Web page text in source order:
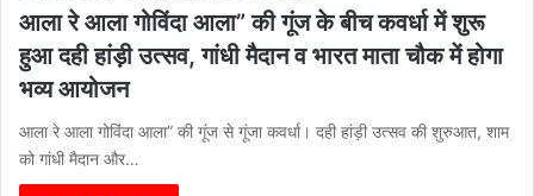
आला रे आला गोविंदा आला” की गूंज के बीच कवर्धा में शुरू
हुआ दही हांड़ी उत्सव, गांधी मैदान व भारत माता चौक में होगा
भव्य आयोजन
आला रे आला गोविंदा आला” की गूंज से गूंजा कवर्धा। दही हांड़ी उत्सव की शुरुआत, शाम
को गांधी मैदान और…